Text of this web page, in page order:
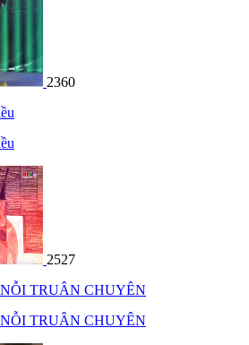
2360
2527
TRUÂN CHUYÊN
TRUÂN CHUYÊN